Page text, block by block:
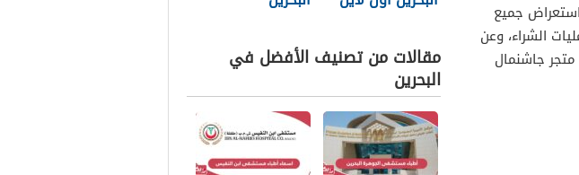
جميع
الشراء، وعن
جاشنمال
مقالات من تصنيف الأفضل في
البحرين